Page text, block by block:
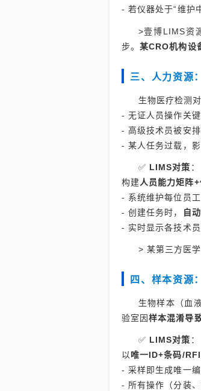
- 若仪器处于“维护
>壹博LIMS资
步。 某CRO机构设
三、人力资源
生物医疗检测
- 无证人员操作关键
- 高级技术员被安排
- 某人任务过载，影
✅ LIMS对策 ：
构建人员能力矩阵
- 系统维护每位员
- 创建任务时，
自
- 实时显示各技术
> 某第三方医
四、样本资源
生物样本（血
验室因样本混淆导
✅ LIMS对策 ：
以 唯一ID+条码/
- 采样即生成唯一
- 所有操作（分装